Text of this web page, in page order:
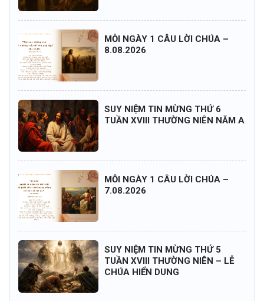
MỖI NGÀY 1 CÂU LỜI CHÚA –
8.08.2026
SUY NIỆM TIN MỪNG THỨ 6
TUẦN XVIII THƯỜNG NIÊN NĂM A
MỖI NGÀY 1 CÂU LỜI CHÚA –
7.08.2026
SUY NIỆM TIN MỪNG THỨ 5
TUẦN XVIII THƯỜNG NIÊN – LỄ
CHÚA HIỂN DUNG